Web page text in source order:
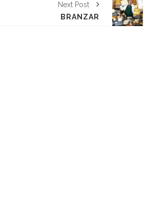
Next Post
BRANZAR